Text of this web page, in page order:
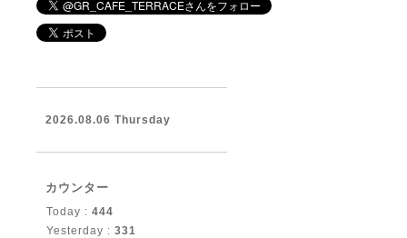
2026.08.06 Thursday
カウンター
Today : 444
Yesterday : 331